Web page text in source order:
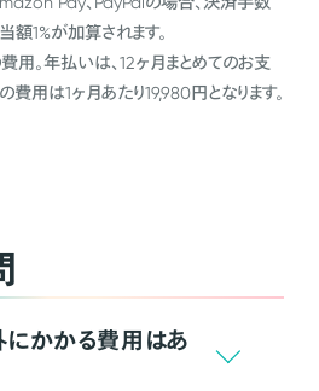
1%が加算されます。
用。年払いは、12ヶ月まとめてのお支
費用は1ヶ月あたり19,980円となります。
かかる費用はあ